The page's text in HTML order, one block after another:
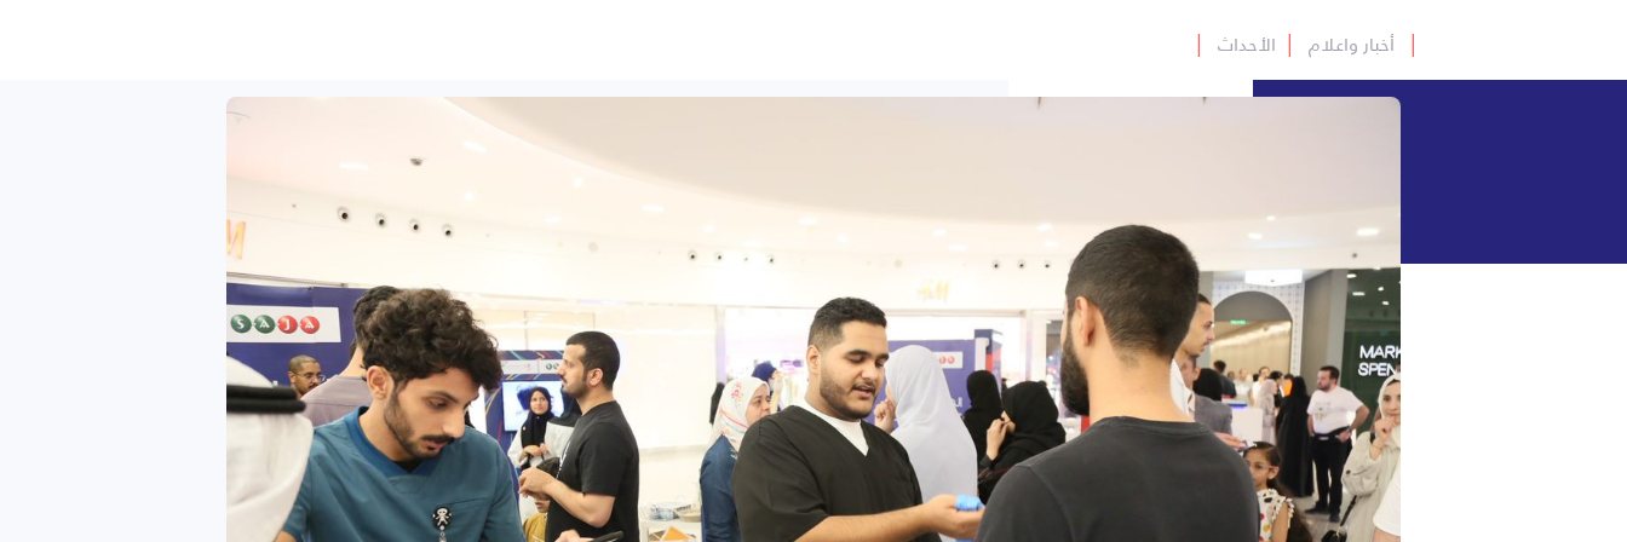
│ أخبار واعلام │ الأحداث │